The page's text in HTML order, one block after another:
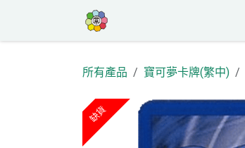
所有產品 寶可夢卡牌(繁中)
缺貨